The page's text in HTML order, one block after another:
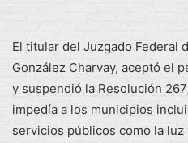
El titular del Juzgado Federal
González Charvay, aceptó el
y suspendió la Resolución
impedía a los municipios
servicios públicos como la luz